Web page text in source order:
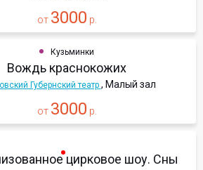
от 3000 р.
Кузьминки
Вождь краснокожих
Губернский театр , Малый зал
от 3000 р.
цирковое шоу. Сны